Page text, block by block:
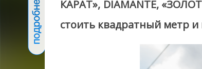
КАРАТ», DIAMANTE,
стоить квадратный метр и